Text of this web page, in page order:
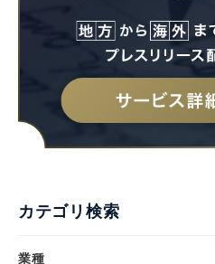
カテゴリ検索
業種